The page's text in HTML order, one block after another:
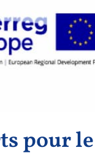
pour le